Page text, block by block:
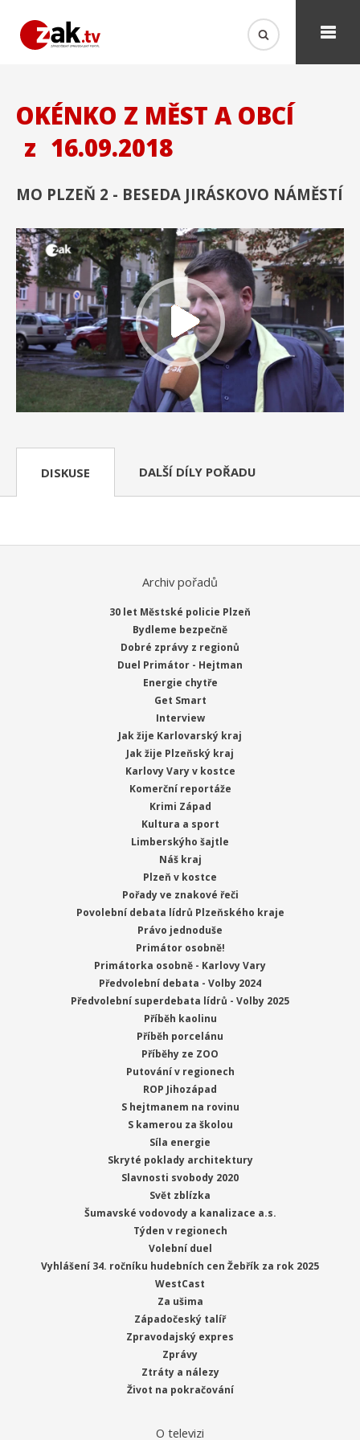
OKÉNKO Z MĚST A OBCÍ
z 16.09.2018
MO PLZEŇ 2 - BESEDA JIRÁSKOVO NÁMĚSTÍ
DISKUSE DALŠÍ DÍLY POŘADU
Archiv pořadů
30 let Městské policie Plzeň
Bydleme bezpečně
Dobré zprávy z regionů
Duel Primátor - Hejtman
Energie chytře
Get Smart
Interview
Jak žije Karlovarský kraj
Jak žije Plzeňský kraj
Karlovy Vary v kostce
Komerční reportáže
Krimi Západ
Kultura a sport
Limberskýho šajtle
Náš kraj
Plzeň v kostce
Pořady ve znakové řeči
Povolební debata lídrů Plzeňského kraje
Právo jednoduše
Primátor osobně!
Primátorka osobně - Karlovy Vary
Předvolební debata - Volby 2024
Předvolební superdebata lídrů - Volby 2025
Příběh kaolinu
Příběh porcelánu
Příběhy ze ZOO
Putování v regionech
ROP Jihozápad
S hejtmanem na rovinu
S kamerou za školou
Síla energie
Skryté poklady architektury
Slavnosti svobody 2020
Svět zblízka
Šumavské vodovody a kanalizace a.s.
Týden v regionech
Volební duel
Vyhlášení 34. ročníku hudebních cen Žebřík za rok 2025
WestCast
Za ušima
Západočeský talíř
Zpravodajský expres
Zprávy
Ztráty a nálezy
Život na pokračování
O televizi